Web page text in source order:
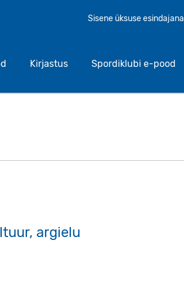
Sisene üksuse esindajana
Kirjastus Spordiklubi e-pood
argielu